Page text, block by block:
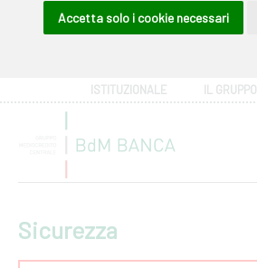
ISTITUZIONALE IL GRUPPO
Sicurezza